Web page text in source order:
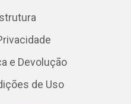
e Devolução
de Uso